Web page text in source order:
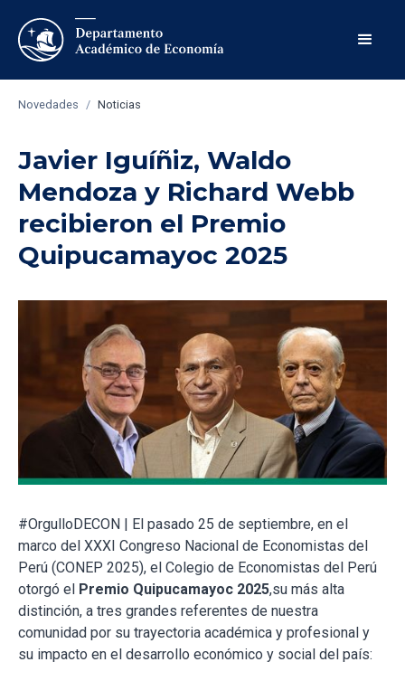
Novedades / Noticias
Javier Iguíñiz, Waldo
Mendoza y Richard Webb
recibieron el Premio
Quipucamayoc 2025
#OrgulloDECON | El pasado 25 de septiembre, en el
marco del XXXI Congreso Nacional de Economistas del
Perú (CONEP 2025), el Colegio de Economistas del Perú
otorgó el Premio Quipucamayoc 2025,su más alta
distinción, a tres grandes referentes de nuestra
comunidad por su trayectoria académica y profesional y
su impacto en el desarrollo económico y social del país: